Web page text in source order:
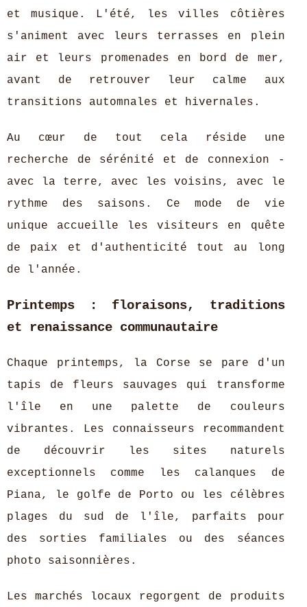
et musique. L'été, les villes côtières
s'animent avec leurs terrasses en plein
air et leurs promenades en bord de mer,
avant de retrouver leur calme aux
transitions automnales et hivernales.
Au cœur de tout cela réside une
recherche de sérénité et de connexion -
avec la terre, avec les voisins, avec le
rythme des saisons. Ce mode de vie
unique accueille les visiteurs en quête
de paix et d'authenticité tout au long
de l'année.
Printemps : floraisons, traditions
et renaissance communautaire
Chaque printemps, la Corse se pare d'un
tapis de fleurs sauvages qui transforme
l'île en une palette de couleurs
vibrantes. Les connaisseurs recommandent
de découvrir les sites naturels
exceptionnels comme les calanques de
Piana, le golfe de Porto ou les célèbres
plages du sud de l'île, parfaits pour
des sorties familiales ou des séances
photo saisonnières.
Les marchés locaux regorgent de produits